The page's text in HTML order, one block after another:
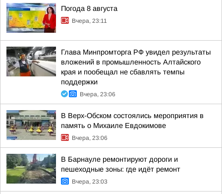
Погода 8 августа
Вчера, 23:11
Глава Минпромторга РФ увидел результаты
вложений в промышленность Алтайского
края и пообещал не сбавлять темпы
поддержки
Вчера, 23:06
В Верх-Обском состоялись мероприятия в
память о Михаиле Евдокимове
Вчера, 23:06
В Барнауле ремонтируют дороги и
пешеходные зоны: где идёт ремонт
Вчера, 23:03